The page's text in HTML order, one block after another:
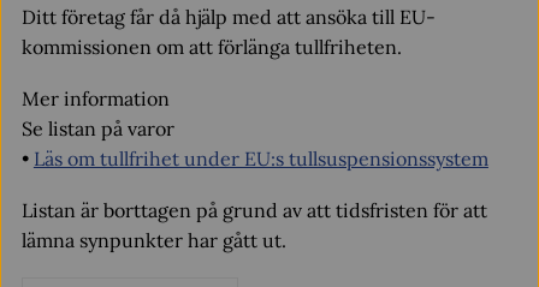
Ditt företag får då hjälp med att ansöka till EU-
kommissionen om att förlänga tullfriheten.
Mer information
Se listan på varor
• Läs om tullfrihet under EU:s tullsuspensionssystem
Listan är borttagen på grund av att tidsfristen för att
lämna synpunkter har gått ut.